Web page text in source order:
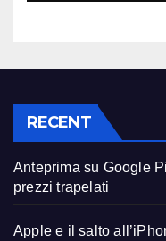
RECENT
Anteprima su Google
prezzi trapelati
Apple e il salto